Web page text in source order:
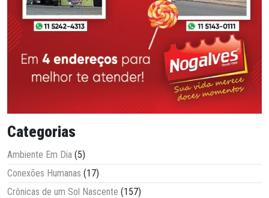
Categorias
Ambiente Em Dia (5)
Conexões Humanas (17)
Crônicas de um Sol Nascente (157)